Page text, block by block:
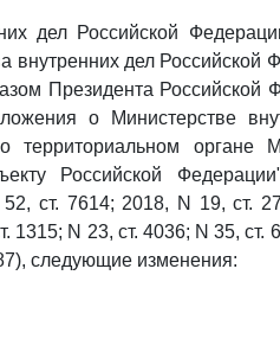
дел Российской
внутренних дел Российской
Президента Российской
о Министерстве
органе
Российской
ст. 7614; 2018, N 19, ст.
1315; N 23, ст. 4036; N 35, ст.
следующие изменения: